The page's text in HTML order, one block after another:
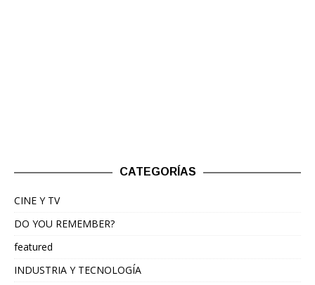
CATEGORÍAS
CINE Y TV
DO YOU REMEMBER?
featured
INDUSTRIA Y TECNOLOGÍA